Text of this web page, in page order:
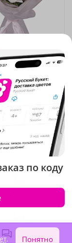
по коду
. Понятно